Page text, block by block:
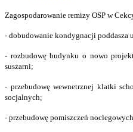
Zagospodarowanie remizy OSP w
- dobudowanie kondygnacji poddasza
- rozbudowę budynku o nowo
suszarni;
- przebudowę wewnetrznej klatki
socjalnych;
- przebudowę pomiszczeń